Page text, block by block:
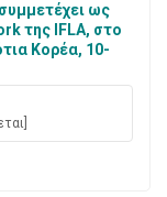
ως
της IFLA, στο
Κορέα, 10-